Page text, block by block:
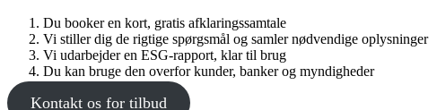
Du booker en kort, gratis afklaringssamtale
Vi stiller dig de rigtige spørgsmål og samler nødvendige oplysninger
Vi udarbejder en ESG-rapport, klar til brug
Du kan bruge den overfor kunder, banker og myndigheder
Kontakt os for tilbud